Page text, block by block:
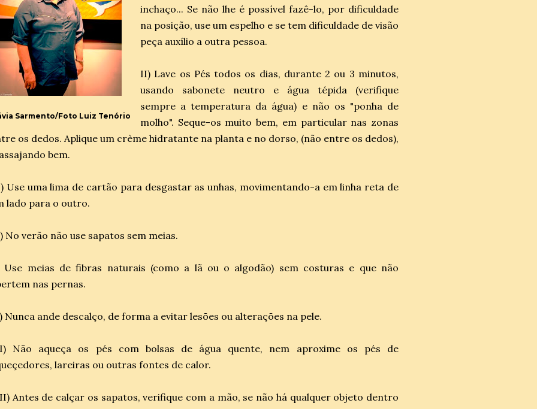
Sarmento/Foto Luiz Tenório
inchaço... Se não lhe é possível fazê-lo, por dificuldade
na posição, use um espelho e se tem dificuldade de visão
peça auxílio a outra pessoa.
II) Lave os Pés todos os dias, durante 2 ou 3 minutos,
usando sabonete neutro e água tépida (verifique
sempre a temperatura da água) e não os "ponha de
molho". Seque-os muito bem, em particular nas zonas
os dedos. Aplique um crème hidratante na planta e no dorso, (não entre os dedos),
bem.
Use uma lima de cartão para desgastar as unhas, movimentando-a em linha reta de
lado para o outro.
No verão não use sapatos sem meias.
Use meias de fibras naturais (como a lã ou o algodão) sem costuras e que não
nas pernas.
Nunca ande descalço, de forma a evitar lesões ou alterações na pele.
Não aqueça os pés com bolsas de água quente, nem aproxime os pés de
lareiras ou outras fontes de calor.
Antes de calçar os sapatos, verifique com a mão, se não há qualquer objeto dentro